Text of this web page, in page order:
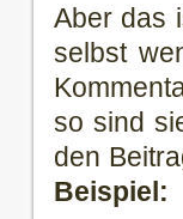
Aber das
selbst
so sind
den
Beispiel: